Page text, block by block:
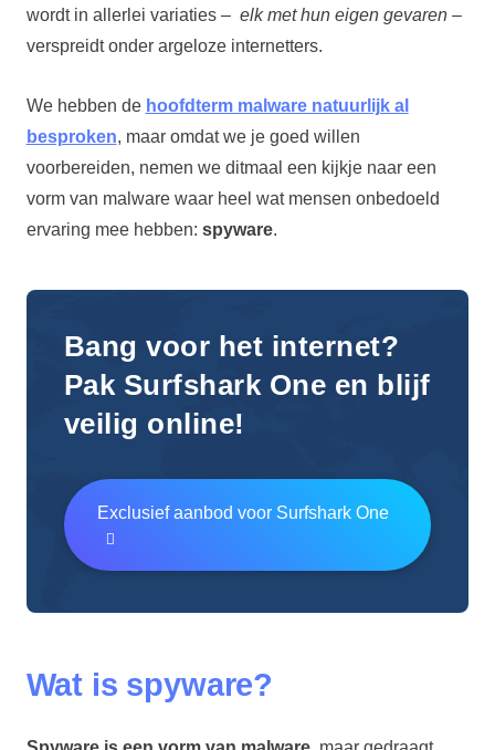
wordt in allerlei variaties – elk met hun eigen gevaren–
verspreidt onder argeloze internetters.
We hebben de hoofdterm malware natuurlijk al
besproken, maar omdat we je goed willen
voorbereiden, nemen we ditmaal een kijkje naar een
vorm van malware waar heel wat mensen onbedoeld
ervaring mee hebben: spyware.
Bang voor het internet?
Pak Surfshark One en blijf
veilig online!
Exclusief aanbod voor Surfshark One
Wat is spyware?